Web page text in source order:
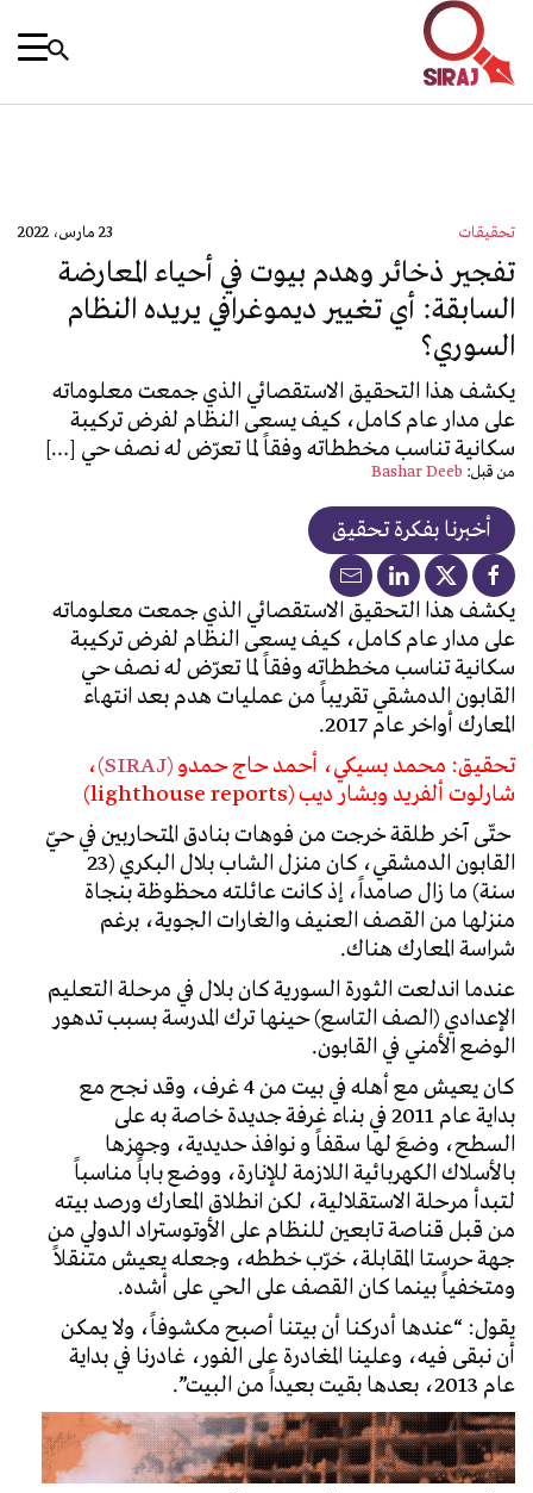
تحقيقات 23 مارس، 2022
تفجير ذخائر وهدم بيوت في أحياء المعارضة
السابقة: أي تغيير ديموغرافي يريده النظام
السوري؟
يكشف هذا التحقيق الاستقصائي الذي جمعت معلوماته
على مدار عام كامل، كيف يسعى النظام لفرض تركيبة
سكانية تناسب مخططاته وفقاً لما تعرّض له نصف حي […]
من قبل:Bashar Deeb
أخبرنا بفكرة تحقيق
يكشف هذا التحقيق الاستقصائي الذي جمعت معلوماته
على مدار عام كامل، كيف يسعى النظام لفرض تركيبة
سكانية تناسب مخططاته وفقاً لما تعرّض له نصف حي
القابون الدمشقي تقريباً من عمليات هدم بعد انتهاء
المعارك أواخر عام 2017.
تحقيق: محمد بسيكي، أحمد حاج حمدو
،
شارلوت ألفريد وبشار ديب (lighthouse reports)
حتّى آخر طلقة خرجت من فوهات بنادق المتحاربين في حيّ
القابون الدمشقي، كان منزل الشاب بلال البكري (23
سنة) ما زال صامداً، إذ كانت عائلته محظوظة بنجاة
منزلها من القصف العنيف والغارات الجوية، برغم
شراسة المعارك هناك.
عندما اندلعت الثورة السورية كان بلال في مرحلة التعليم
الإعدادي (الصف التاسع) حينها ترك المدرسة بسبب تدهور
الوضع الأمني في القابون.
كان يعيش مع أهله في بيت من 4 غرف، وقد نجح مع
بداية عام 2011 في بناء غرفة جديدة خاصة به على
السطح، وضعَ لها سقفاً و نوافذ حديدية، وجهزها
بالأسلاك الكهربائية اللازمة للإنارة، ووضع باباً مناسباً
لتبدأ مرحلة الاستقلالية، لكن انطلاق المعارك ورصد بيته
من قبل قناصة تابعين للنظام على الأوتوستراد الدولي من
جهة حرستا المقابلة، خرّب خططه، وجعله يعيش متنقلاً
ومتخفياً بينما كان القصف على الحي على أشده.
يقول: “عندها أدركنا أن بيتنا أصبح مكشوفاً، ولا يمكن
أن نبقى فيه، وعلينا المغادرة على الفور، غادرنا في بداية
عام 2013، بعدها بقيت بعيداً من البيت”.